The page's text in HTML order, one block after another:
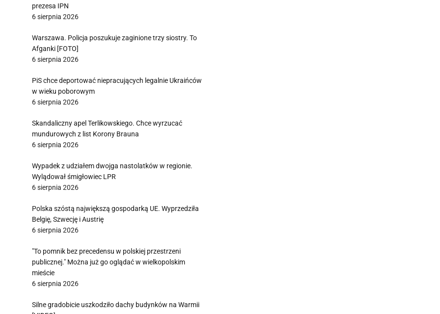
prezesa IPN
6 sierpnia 2026
Warszawa. Policja poszukuje zaginione trzy siostry. To
Afganki [FOTO]
6 sierpnia 2026
PiS chce deportować niepracujących legalnie Ukraińców
w wieku poborowym
6 sierpnia 2026
Skandaliczny apel Terlikowskiego. Chce wyrzucać
mundurowych z list Korony Brauna
6 sierpnia 2026
Wypadek z udziałem dwojga nastolatków w regionie.
Wylądował śmigłowiec LPR
6 sierpnia 2026
Polska szóstą największą gospodarką UE. Wyprzedziła
Belgię, Szwecję i Austrię
6 sierpnia 2026
"To pomnik bez precedensu w polskiej przestrzeni
publicznej." Można już go oglądać w wielkopolskim
mieście
6 sierpnia 2026
Silne gradobicie uszkodziło dachy budynków na Warmii